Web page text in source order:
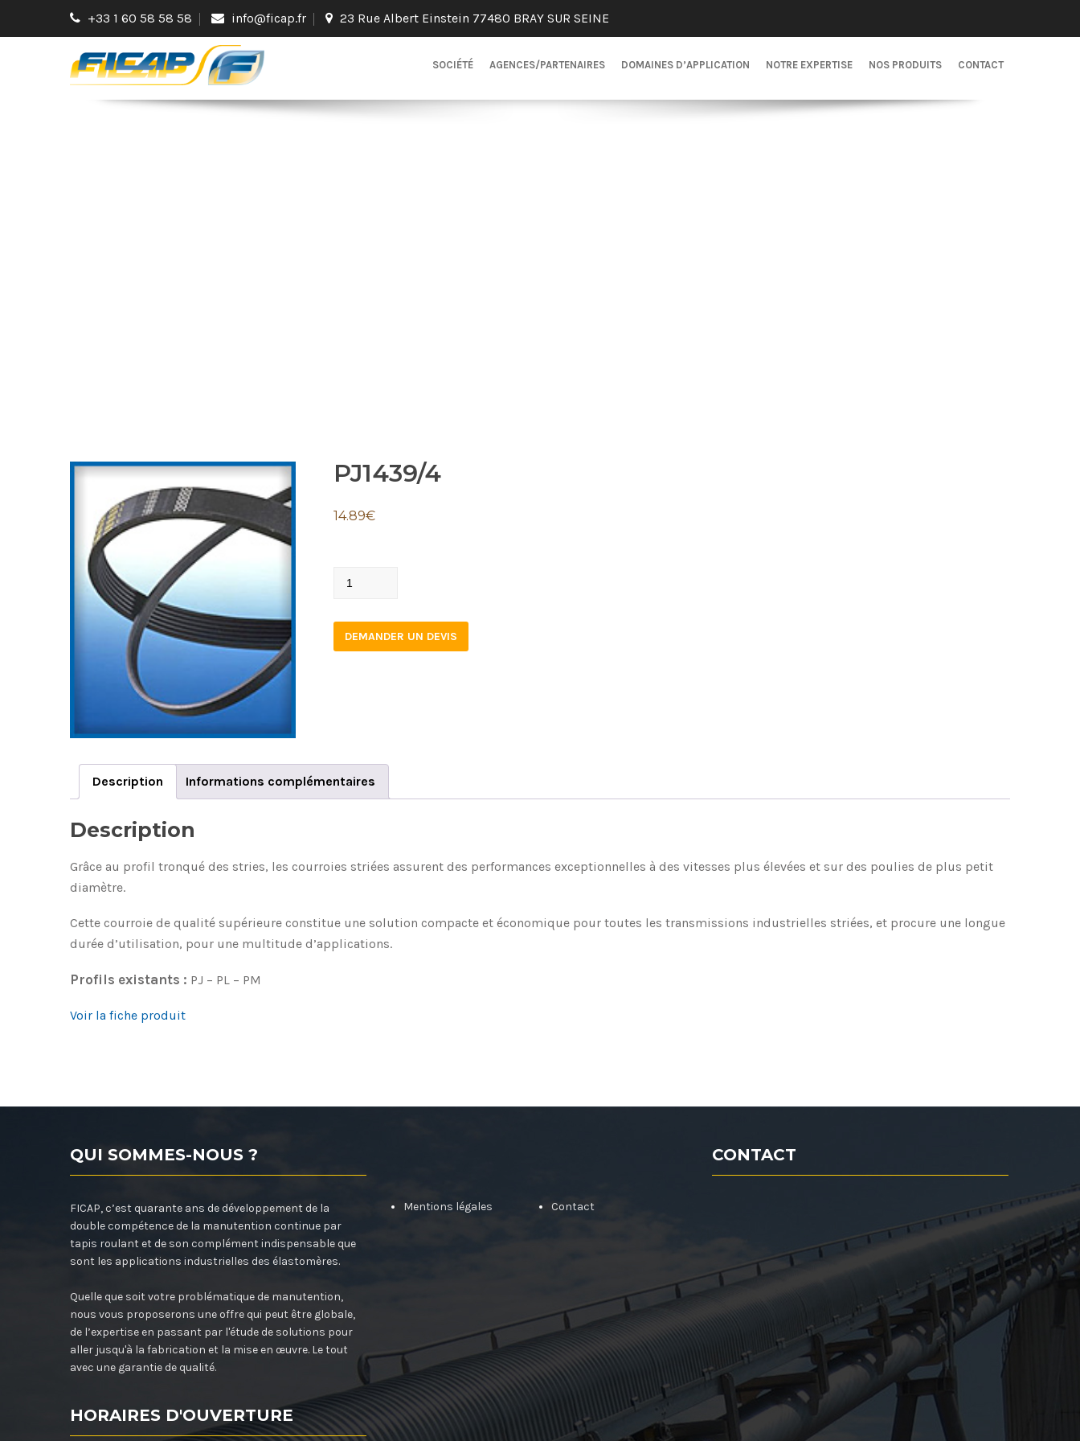
+33 1 60 58 58 58 info@ficap.fr 23 Rue Albert Einstein 77480 BRAY SUR SEINE
SOCIÉTÉ AGENCES/PARTENAIRES DOMAINES D’APPLICATION NOTRE EXPERTISE NOS PRODUITS CONTACT
PJ1439/4
14.89€
PJ1439/4
DEMANDER UN DEVIS
Description Informations complémentaires
Description
Grâce au profil tronqué des stries, les courroies striées assurent des performances exceptionnelles à des vitesses plus élevées et sur des poulies de plus petit
diamètre.
Cette courroie de qualité supérieure constitue une solution compacte et économique pour toutes les transmissions industrielles striées, et procure une longue
durée d’utilisation, pour une multitude d’applications.
Profils existants : PJ – PL – PM
Voir la fiche produit
QUI SOMMES-NOUS ?
FICAP, c’est quarante ans de développement de la
double compétence de la manutention continue par
tapis roulant et de son complément indispensable que
sont les applications industrielles des élastomères.
Quelle que soit votre problématique de manutention,
nous vous proposerons une offre qui peut être globale,
de l’expertise en passant par l'étude de solutions pour
aller jusqu'à la fabrication et la mise en œuvre. Le tout
avec une garantie de qualité.
HORAIRES D'OUVERTURE
Mentions légales Contact
CONTACT